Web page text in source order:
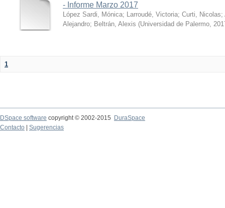
- Informe Marzo 2017
López Sardi, Mónica; Larroudé, Victoria; Curti, Nicolas;
Alejandro; Beltrán, Alexis (Universidad de Palermo,
1
DSpace software copyright © 2002-2015
DuraSpace
Contacto
Sugerencias